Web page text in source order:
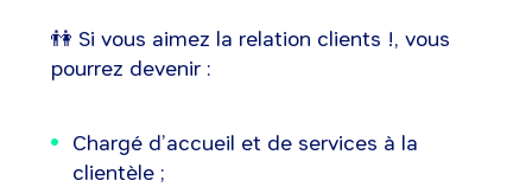
👫 Si vous aimez la relation clients !, vous
pourrez devenir :
Chargé d’accueil et de services à la
clientèle ;